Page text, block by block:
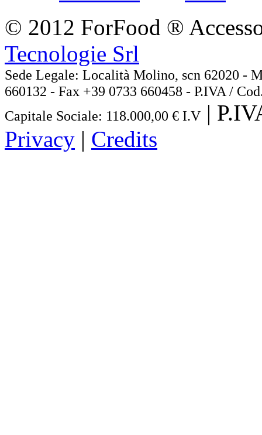
© 2012 ForFood ®
Tecnologie Srl
Sede Legale: Località Molino, scn 62020 -
660132 - Fax +39 0733 660458 - P.IVA /
Capitale Sociale: 118.000,00 € I.V |
Privacy | Credits